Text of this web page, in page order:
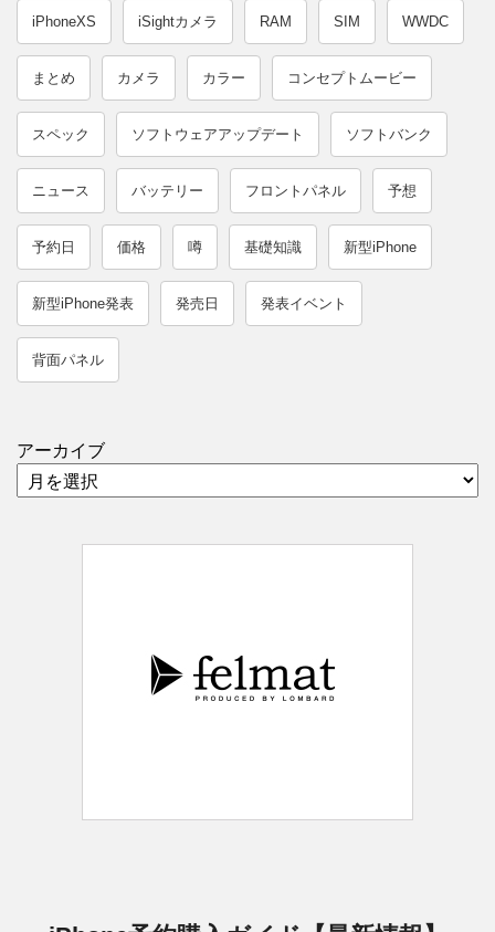
iPhoneXS iSightカメラ RAM SIM WWDC
まとめ カメラ カラー コンセプトムービー
スペック ソフトウェアアップデート ソフトバンク
ニュース バッテリー フロントパネル 予想
予約日 価格 噂 基礎知識 新型iPhone
新型iPhone発表 発売日 発表イベント
背面パネル
アーカイブ